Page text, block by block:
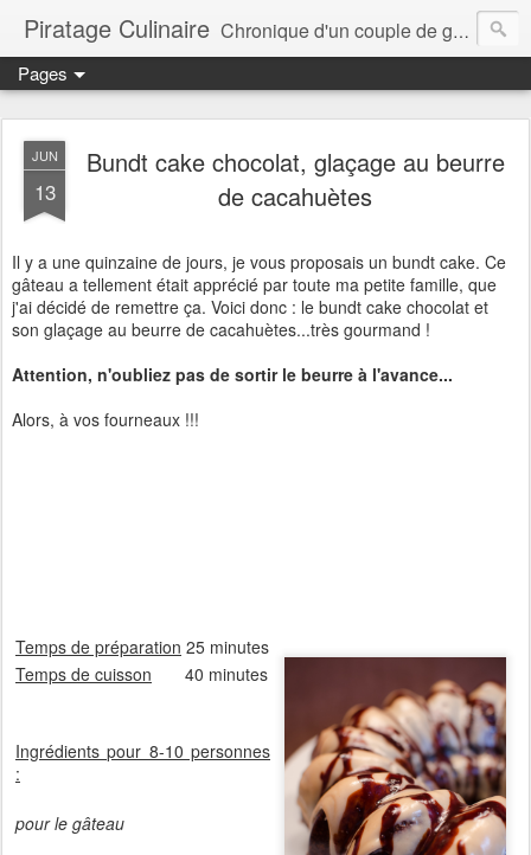
Piratage Culinaire Chronique d'un couple de gourmands
Pages
JUN
13
Bundt cake chocolat, glaçage au beurre
de cacahuètes
Il y a une quinzaine de jours, je vous proposais un bundt cake. Ce
gâteau a tellement était apprécié par toute ma petite famille, que
j'ai décidé de remettre ça. Voici donc : le bundt cake chocolat et
son glaçage au beurre de cacahuètes...très gourmand !
Attention, n'oubliez pas de sortir le beurre à l'avance...
Alors, à vos fourneaux !!!
Temps de préparation 25 minutes
Temps de cuisson 40 minutes
Ingrédients pour 8-10 personnes
:
pour le gâteau